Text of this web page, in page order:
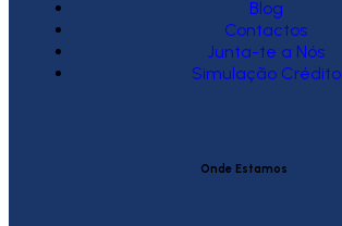
Blog
Contactos
Junta-te a Nós
Simulação Crédito
Onde Estamos